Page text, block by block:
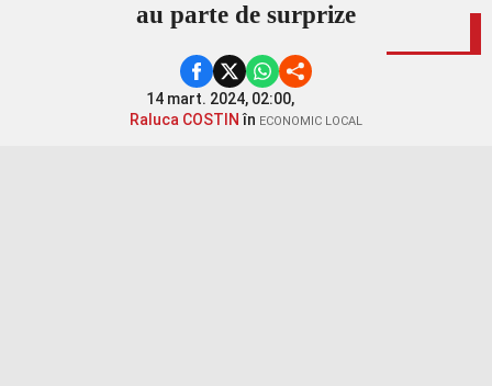
au parte de surprize
14 mart. 2024, 02:00,
Raluca COSTIN în ECONOMIC LOCAL